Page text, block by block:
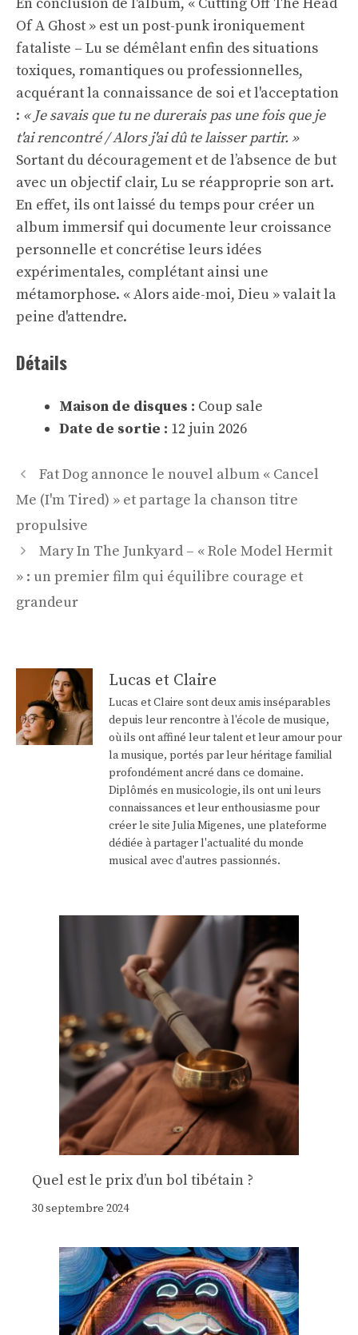
En conclusion de l'album, « Cutting Off The Head
Of A Ghost » est un post-punk ironiquement
fataliste – Lu se démêlant enfin des situations
toxiques, romantiques ou professionnelles,
acquérant la connaissance de soi et l'acceptation
: « Je savais que tu ne durerais pas une fois que je
t'ai rencontré / Alors j'ai dû te laisser partir. »
Sortant du découragement et de l’absence de but
avec un objectif clair, Lu se réapproprie son art.
En effet, ils ont laissé du temps pour créer un
album immersif qui documente leur croissance
personnelle et concrétise leurs idées
expérimentales, complétant ainsi une
métamorphose. « Alors aide-moi, Dieu » valait la
peine d'attendre.
Détails
Maison de disques : Coup sale
Date de sortie : 12 juin 2026
Navigation
des
articles
Fat Dog annonce le nouvel album « Cancel
Me (I'm Tired) » et partage la chanson titre
propulsive
Mary In The Junkyard – « Role Model Hermit
» : un premier film qui équilibre courage et
grandeur
Lucas et Claire
Lucas et Claire sont deux amis inséparables
depuis leur rencontre à l'école de musique,
où ils ont affiné leur talent et leur amour pour
la musique, portés par leur héritage familial
profondément ancré dans ce domaine.
Diplômés en musicologie, ils ont uni leurs
connaissances et leur enthousiasme pour
créer le site Julia Migenes, une plateforme
dédiée à partager l'actualité du monde
musical avec d'autres passionnés.
Quel est le prix d’un bol tibétain ?
30 septembre 2024